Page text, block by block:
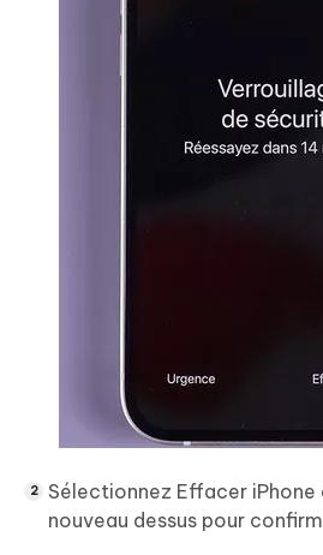
Sélectionnez Effacer iPhone
nouveau dessus pour